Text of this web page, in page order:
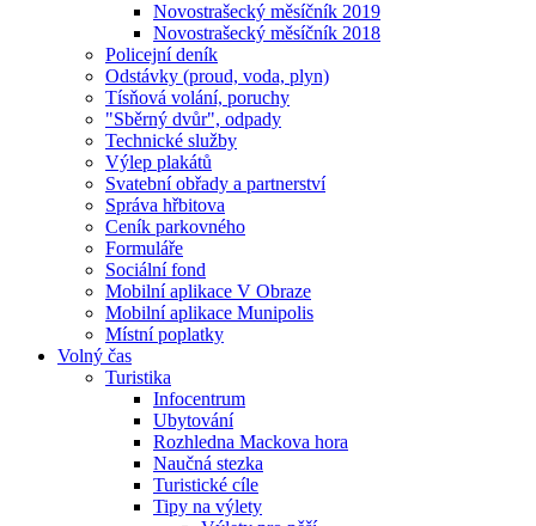
Novostrašecký měsíčník 2019
Novostrašecký měsíčník 2018
Policejní deník
Odstávky (proud, voda, plyn)
Tísňová volání, poruchy
"Sběrný dvůr", odpady
Technické služby
Výlep plakátů
Svatební obřady a partnerství
Správa hřbitova
Ceník parkovného
Formuláře
Sociální fond
Mobilní aplikace V Obraze
Mobilní aplikace Munipolis
Místní poplatky
Volný čas
Turistika
Infocentrum
Ubytování
Rozhledna Mackova hora
Naučná stezka
Turistické cíle
Tipy na výlety